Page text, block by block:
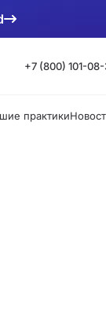
+7 (800) 101-08-
практики